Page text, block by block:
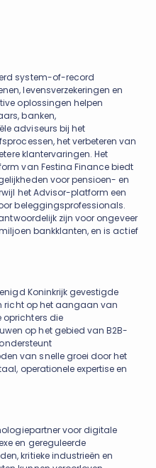
system-of-record
levensverzekeringen en
oplossingen helpen
banken,
adviseurs bij het
het verbeteren van
klantervaringen. Het
van Festina Finance biedt
voor pensioen- en
het Advisor-platform een
beleggingsprofessionals.
zijn voor ongeveer
bankklanten, en is actief
Koninkrijk gevestigde
richt op het aangaan van
die
op het gebied van B2B-
van snelle groei door het
operationele expertise en
voor digitale
en gereguleerde
kritieke industrieën en